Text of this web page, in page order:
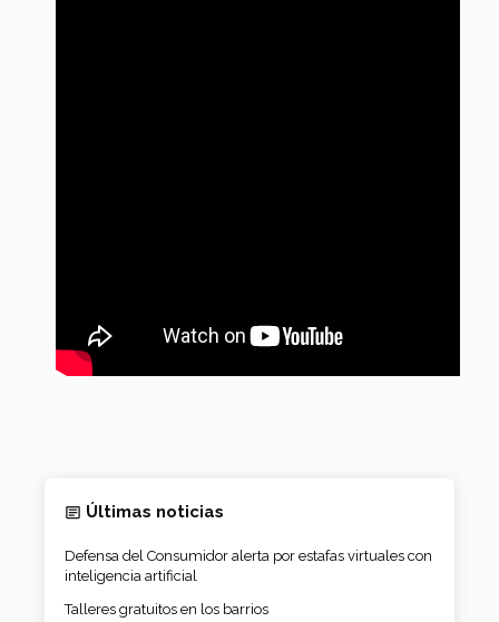
Últimas noticias
Defensa del Consumidor alerta por estafas virtuales con
inteligencia artificial
Talleres gratuitos en los barrios